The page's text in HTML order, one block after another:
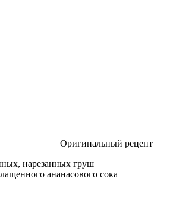
Оригинальный рецепт
нарезанных груш
ананасового сока